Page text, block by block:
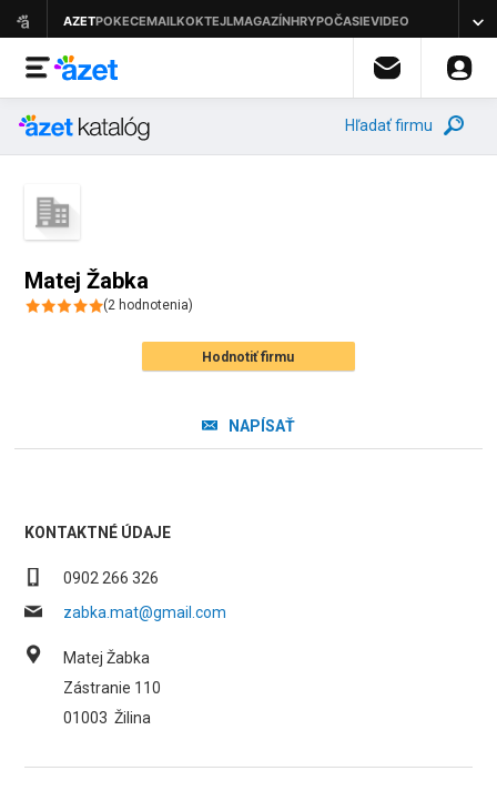
Hľadať firmu
Matej Žabka
(2 hodnotenia)
Hodnotiť firmu
NAPÍSAŤ
KONTAKTNÉ ÚDAJE
0902 266 326
zabka.mat@gmail.com
Matej Žabka
Zástranie 110
01003 Žilina